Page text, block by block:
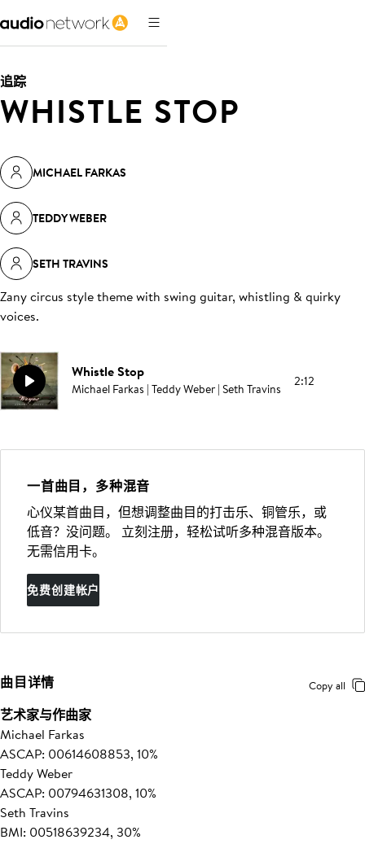
追踪
WHISTLE STOP
MICHAEL FARKAS
TEDDY WEBER
SETH TRAVINS
Zany circus style theme with swing guitar, whistling & quirky
voices.
Whistle Stop
Michael Farkas | Teddy Weber | Seth Travins 2:12
一首曲目，多种混音
心仪某首曲目，但想调整曲目的打击乐、铜管乐，或
低音？没问题。 立刻注册，轻松试听多种混音版本。
无需信用卡。
免费创建帐户
曲目详情 Copy all
艺术家与作曲家
Michael Farkas
ASCAP: 00614608853, 10%
Teddy Weber
ASCAP: 00794631308, 10%
Seth Travins
BMI: 00518639234, 30%